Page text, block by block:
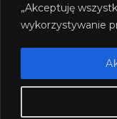
„Akceptuję
wykorzystywanie